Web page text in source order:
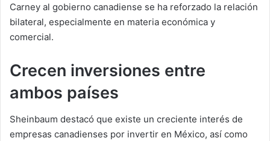
Carney al gobierno canadiense se ha reforzado la relación
bilateral, especialmente en materia económica y
comercial.
Crecen inversiones entre
ambos países
Sheinbaum destacó que existe un creciente interés de
empresas canadienses por invertir en México, así como